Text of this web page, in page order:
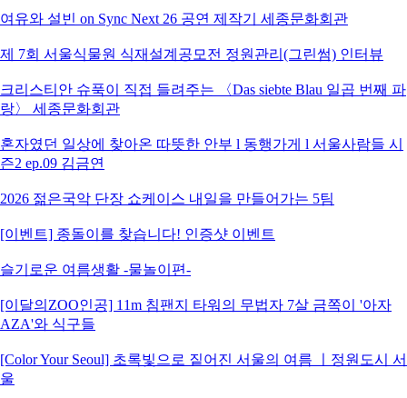
여유와 설빈 on Sync Next 26 공연 제작기 세종문화회관
제 7회 서울식물원 식재설계공모전 정원관리(그린썸) 인터뷰
크리스티안 슈푹이 직접 들려주는 〈Das siebte Blau 일곱 번째 파
랑〉 세종문화회관
혼자였던 일상에 찾아온 따뜻한 안부 l 동행가게 l 서울사람들 시
즌2 ep.09 김금연
2026 젊은국악 단장 쇼케이스 내일을 만들어가는 5팀
[이벤트] 종돌이를 찾습니다! 인증샷 이벤트
슬기로운 여름생활 -물놀이편-
[이달의ZOO인공] 11m 침팬지 타워의 무법자 7살 금쪽이 '아자
AZA'와 식구들
[Color Your Seoul] 초록빛으로 짙어진 서울의 여름 ㅣ정원도시 서
울